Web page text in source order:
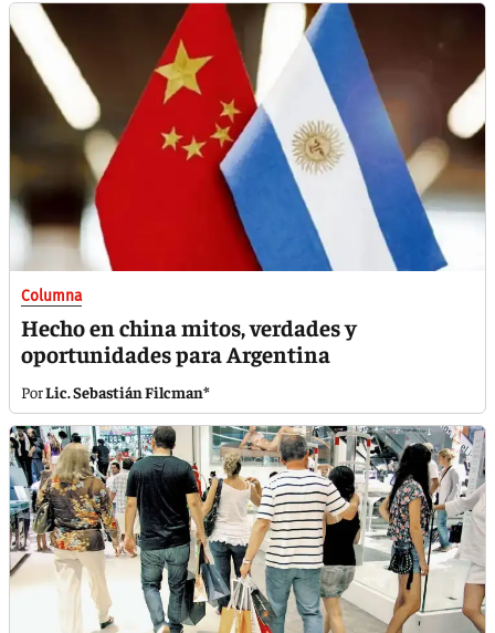
Columna
Hecho en china mitos, verdades y
oportunidades para Argentina
Lic. Sebastián Filcman*